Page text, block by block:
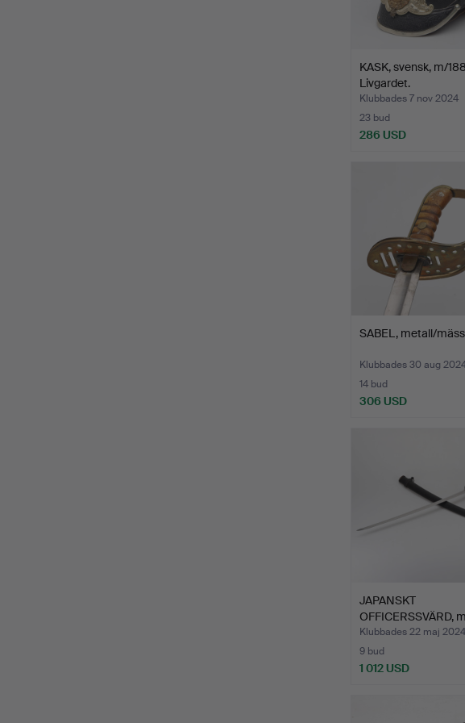
KASK, svensk, m/
Livgardet.
Klubbades 7 nov 2024
23 bud
286 USD
SABEL, metall/
Klubbades 30 aug
14 bud
306 USD
JAPANSKT
OFFICERSSVÄRD,
M98, Katana.
Klubbades 22 maj 2024
9 bud
1 012 USD